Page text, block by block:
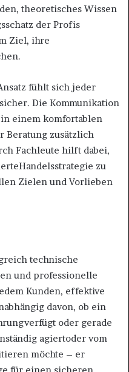
theoretisches Wissen
der Profis
Ziel, ihre
fühlt sich jeder
Die Kommunikation
einem komfortablen
Beratung zusätzlich
Fachleute hilft dabei,
zu
Zielen und Vorlieben
technische
und professionelle
Kunden, effektive
davon, ob ein
oder gerade
agiertoder vom
möchte – er